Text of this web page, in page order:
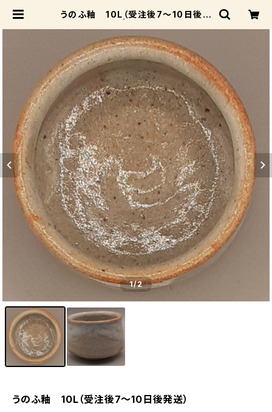
うのふ釉 10L（受注後7～10日後発
1/2
うのふ釉 10L（受注後7～10日後発送）